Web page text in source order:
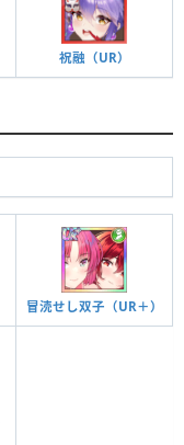
祝融（UR）
冒涜せし双子（UR＋）